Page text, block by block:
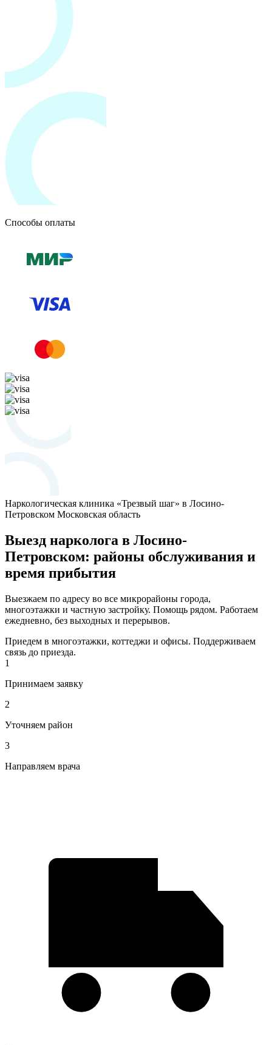
Способы оплаты
Наркологическая клиника «Трезвый шаг» в Лосино-
Петровском Московская область
Выезд нарколога в Лосино-
Петровском: районы обслуживания и
время прибытия
Выезжаем по адресу во все микрорайоны города,
многоэтажки и частную застройку. Помощь рядом. Работаем
ежедневно, без выходных и перерывов.
Приедем в многоэтажки, коттеджи и офисы. Поддерживаем
связь до приезда.
1
Принимаем заявку
2
Уточняем район
3
Направляем врача